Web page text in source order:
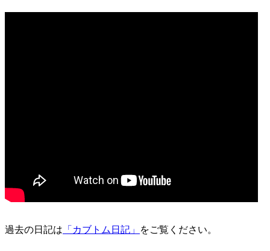
過去の日記は 「カブトム日記」 をご覧ください。